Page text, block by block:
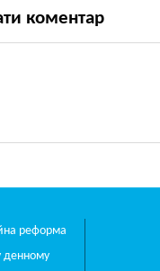
коментар
реформа
денному